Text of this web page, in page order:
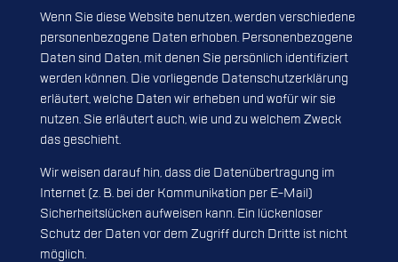
Wenn Sie diese Website benutzen, werden verschiedene
personenbezogene Daten erhoben. Personenbezogene
Daten sind Daten, mit denen Sie persönlich identifiziert
werden können. Die vorliegende Datenschutzerklärung
erläutert, welche Daten wir erheben und wofür wir sie
nutzen. Sie erläutert auch, wie und zu welchem Zweck
das geschieht.
Wir weisen darauf hin, dass die Datenübertragung im
Internet (z. B. bei der Kommunikation per E-Mail)
Sicherheitslücken aufweisen kann. Ein lückenloser
Schutz der Daten vor dem Zugriff durch Dritte ist nicht
möglich.